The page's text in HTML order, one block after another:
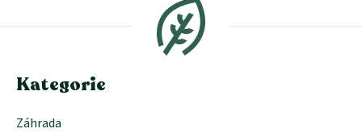
ä
Kategorie
Záhrada